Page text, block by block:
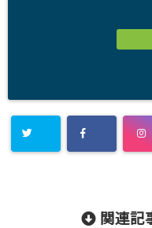
関連記